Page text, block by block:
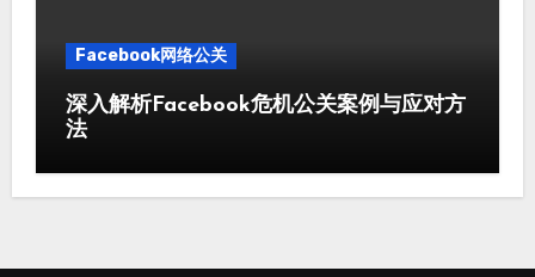
Facebook网络公关
深入解析Facebook危机公关案例与应对方
法